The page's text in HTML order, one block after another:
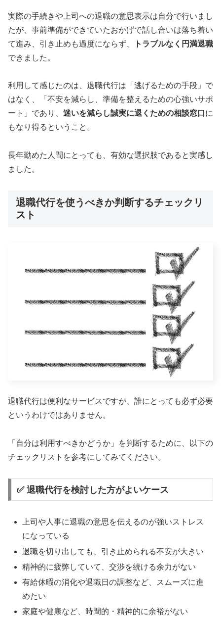
実際の手続きや上司への退職の意思表示は自分で行いまし
たが、事前準備ができていたおかげで話し合いは落ち着い
て進み、引き止めも過度にならず、
トラブルなく円満退職
できました。
利用して感じたのは、退職代行は「逃げるための手段」で
はなく、「不安を減らし、準備を整えるための心強いサポ
ート」であり、 迷いを減らし誠実に退くための相談窓口 に
もなり得るということ。
長年勤めた人間にとっても、有効な選択肢であると実感し
ました。
退職代行を使うべきか判断するチェックリ
スト
退職代行は便利なサービスですが、誰にとっても必ず必要
というわけではありません。
「自分は利用すべきかどうか」を判断するために、以下の
チェックリストを参考にしてみてください。
✅ 退職代行を検討した方がよいケース
上司や人事に退職の意思を伝えるのが強いストレス
になっている
退職を切り出しても、引き止められる不安が大きい
精神的に疲弊していて、交渉を続ける余力がない
有給休暇の消化や退職日の調整など、スムーズに進
めたい
家庭や健康など、時間的・精神的に余裕がない